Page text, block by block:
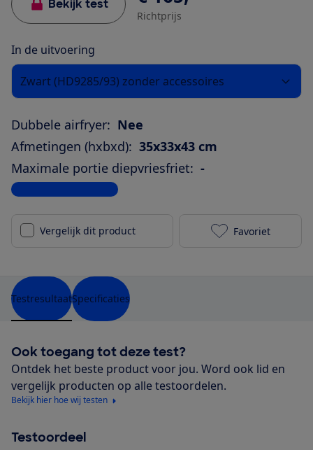
Bekijk test
Richtprijs
In de uitvoering
Zwart (HD9285/93) zonder accessoires
Dubbele airfryer: Nee
Afmetingen (hxbxd): 35x33x43 cm
Maximale portie diepvriesfriet: -
Bekijk alle specificaties
Vergelijk dit product Philips
Favoriet
TestresultaatSpecificaties
Ook toegang tot deze test?
Ontdek het beste product voor jou. Word ook lid en
vergelijk producten op alle testoordelen.
Bekijk hier hoe wij testen
Testoordeel